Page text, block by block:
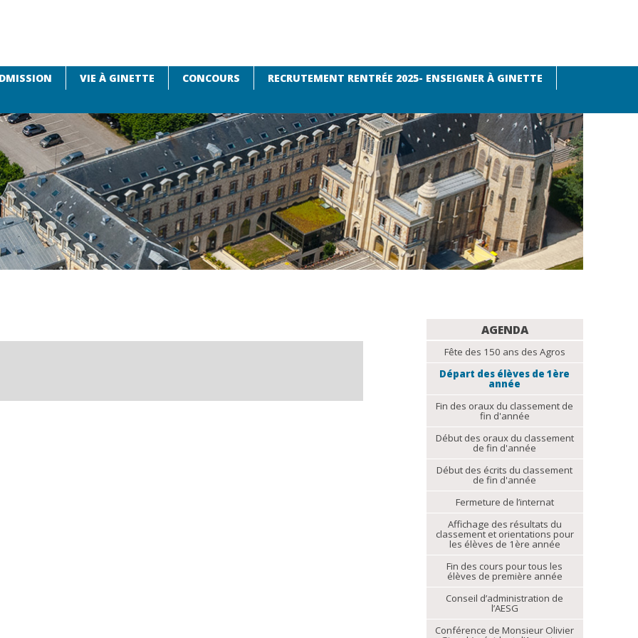
VIE À GINETTE CONCOURS
RECRUTEMENT RENTRÉE 2025- ENSEIGNER À GINETTE
NAVIGATIONAGENDA
Fête des 150 ans des Agros
Départ des élèves de 1ère
année
Fin des oraux du classement de
fin d'année
Début des oraux du classement
de fin d'année
Début des écrits du classement
de fin d'année
Fermeture de l’internat
Affichage des résultats du
classement et orientations pour
les élèves de 1ère année
Fin des cours pour tous les
élèves de première année
Conseil d’administration de
l’AESG
Conférence de Monsieur Olivier